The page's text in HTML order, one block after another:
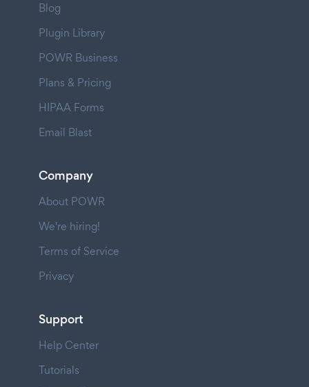
Blog
Plugin Library
POWR Business
Plans & Pricing
HIPAA Forms
Email Blast
Company
About POWR
We're hiring!
Terms of Service
Privacy
Support
Help Center
Tutorials